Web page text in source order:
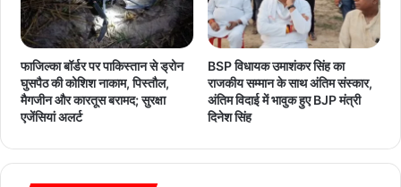
फाजिल्का बॉर्डर पर पाकिस्तान से ड्रोन
घुसपैठ की कोशिश नाकाम, पिस्तौल,
मैगजीन और कारतूस बरामद; सुरक्षा
एजेंसियां अलर्ट
BSP विधायक उमाशंकर सिंह का
राजकीय सम्मान के साथ अंतिम संस्कार,
अंतिम विदाई में भावुक हुए BJP मंत्री
दिनेश सिंह